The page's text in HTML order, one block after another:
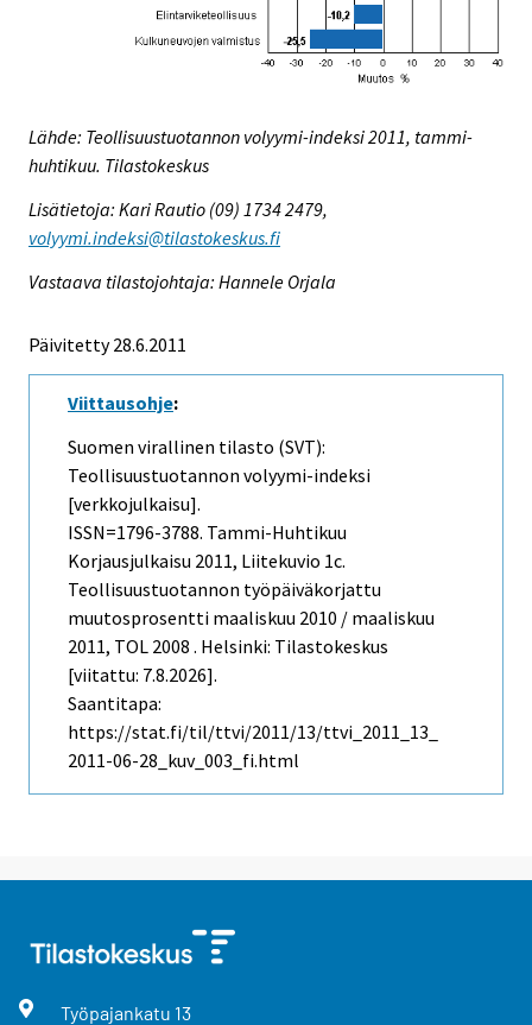
Lähde: Teollisuustuotannon volyymi-indeksi 2011, tammi-
huhtikuu. Tilastokeskus
Lisätietoja: Kari Rautio (09) 1734 2479,
volyymi.indeksi@tilastokeskus.fi
Vastaava tilastojohtaja: Hannele Orjala
Päivitetty 28.6.2011
Viittausohje:
Suomen virallinen tilasto (SVT):
Teollisuustuotannon volyymi-indeksi
[verkkojulkaisu].
ISSN=1796-3788. Tammi-Huhtikuu
Korjausjulkaisu 2011, Liitekuvio 1c.
Teollisuustuotannon työpäiväkorjattu
muutosprosentti maaliskuu 2010 / maaliskuu
2011, TOL 2008 . Helsinki: Tilastokeskus
[viitattu: 7.8.2026].
Saantitapa:
https://stat.fi/til/ttvi/2011/13/ttvi_2011_13_
2011-06-28_kuv_003_fi.html
Työpajankatu 13